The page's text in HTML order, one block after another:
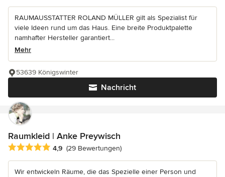
RAUMAUSSTATTER ROLAND MÜLLER gilt als Spezialist für
viele Ideen rund um das Haus. Eine breite Produktpalette
namhafter Hersteller garantiert...
Mehr
Nachricht
53639 Königswinter
Raumkleid | Anke Preywisch
Durchschnittliche Bewertung: 4.9 von 5 Sternen
4,9 (29 Bewertungen)
Wir entwickeln Räume, die das Spezielle einer Person und